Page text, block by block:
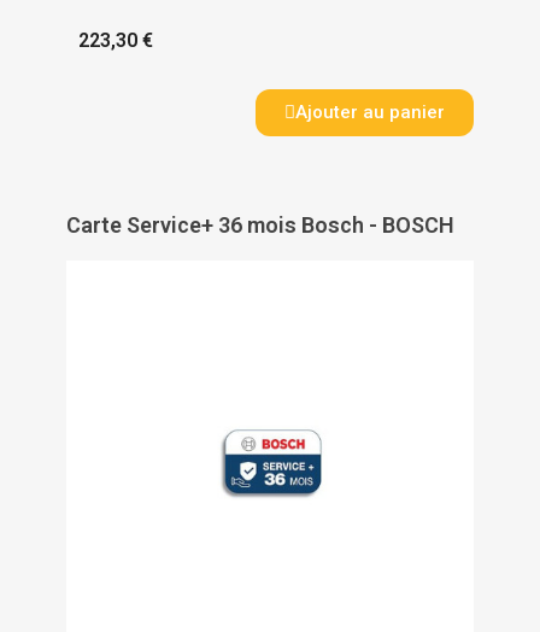
223,30 €
Ajouter au panier
Carte Service+ 36 mois Bosch - BOSCH